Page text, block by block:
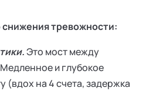
тревожности:
Это мост между
и глубокое
(вдох на 4 счета, задержка